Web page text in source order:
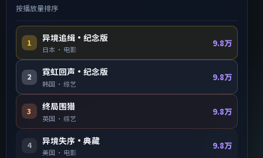
按播放量排序
1 异境追缉·纪念版
日本 · 电影
9.8万
2 霓虹回声·纪念版
韩国 ·综艺
9.8万
3 终局围猎
英国 ·综艺
9.8万
4 异境失序·典藏
美国 · 电影
9.8万